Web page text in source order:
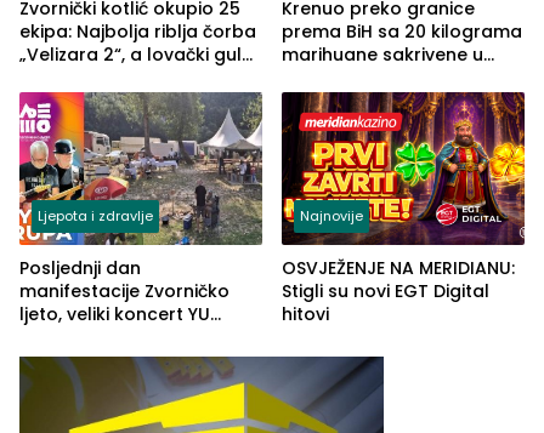
Zvornički kotlić okupio 25
ekipa: Najbolja riblja čorba
„Velizara 2“, a lovački gulaš
Krenuo preko granice
prema BiH sa 20 kilograma
marihuane sakrivene u
Ljepota i zdravlje
Posljednji dan
manifestacije Zvorničko
ljeto, veliki koncert YU
ove godine
Najnovije
OSVJEŽENJE NA MERIDIANU:
Stigli su novi EGT Digital
hitovi